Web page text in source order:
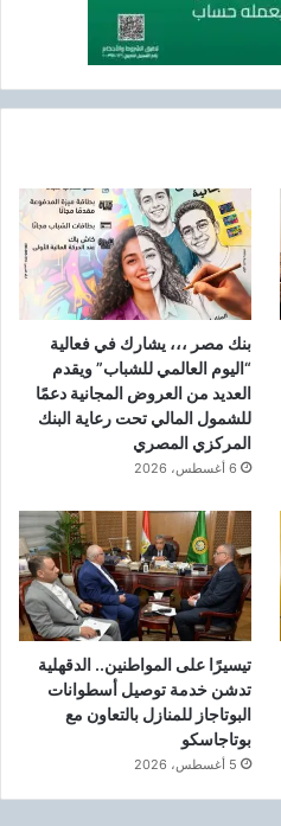
بنك مصر ،،، يشارك في فعالية
“اليوم العالمي للشباب” ويقدم
العديد من العروض المجانية دعمًا
للشمول المالي تحت رعاية البنك
المركزي المصري
6 أغسطس، 2026
تيسيرًا على المواطنين.. الدقهلية
تدشن خدمة توصيل أسطوانات
البوتاجاز للمنازل بالتعاون مع
بوتاجاسكو
5 أغسطس، 2026